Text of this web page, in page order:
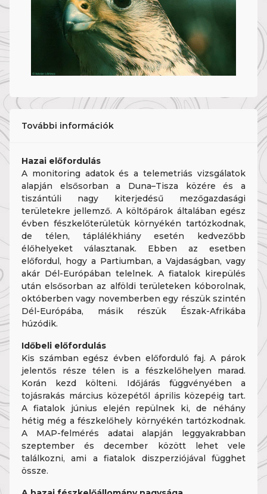
További információk
Hazai előfordulás
A monitoring adatok és a telemetriás vizsgálatok
alapján elsősorban a Duna–Tisza közére és a
tiszántúli nagy kiterjedésű mezőgazdasági
területekre jellemző. A költőpárok általában egész
évben fészkelőterületük környékén tartózkodnak,
de télen, táplálékhiány esetén kedvezőbb
élőhelyeket választanak. Ebben az esetben
előfordul, hogy a Partiumban, a Vajdaságban, vagy
akár Dél-Európában telelnek. A fiatalok kirepülés
után elsősorban az alföldi területeken kóborolnak,
októberben vagy novemberben egy részük szintén
Dél-Európába, másik részük Észak-Afrikába
húzódik.
Időbeli előfordulás
Kis számban egész évben előforduló faj. A párok
jelentős része télen is a fészkelőhelyen marad.
Korán kezd költeni. Időjárás függvényében a
tojásrakás március közepétől április közepéig tart.
A fiatalok június elején repülnek ki, de néhány
hétig még a fészkelőhely környékén tartózkodnak.
A MAP-felmérés adatai alapján leggyakrabban
szeptember és december között lehet vele
találkozni, ami a fiatalok diszperziójával függhet
össze.